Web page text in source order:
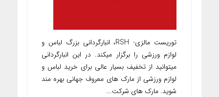
توریست مالزی- RSH، انبارگردانی بزرگ لباس و
لوازم ورزشی را برگزار میکند. در این انبارگردانی
میتوانید از تخفیف بسیار عالی برای خرید لباس و
لوازم ورزشی از مارک های معروف جهانی بهره مند
شوید. مارک های شرکت...